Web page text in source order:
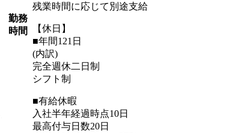
勤務
時間
残業時間に応じて別途支給
【休日】
■年間121日
(内訳)
完全週休二日制
シフト制
■有給休暇
入社半年経過時点10日
最高付与日数20日